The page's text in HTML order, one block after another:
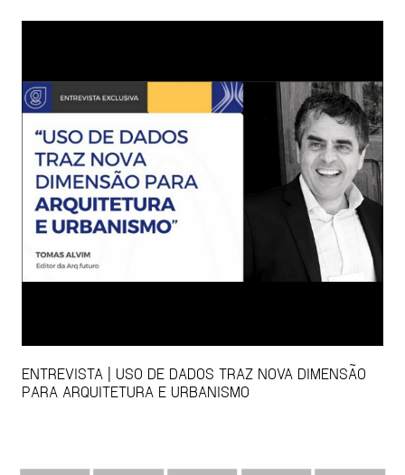
ENTREVISTA | USO DE DADOS TRAZ NOVA DIMENSÃO
PARA ARQUITETURA E URBANISMO